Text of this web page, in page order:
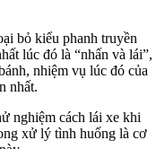
bỏ kiểu phanh truyền
lúc đó là “nhấn và lái”,
nhiệm vụ lúc đó của
nhất.
nghiệm cách lái xe khi
xử lý tình huống là cơ